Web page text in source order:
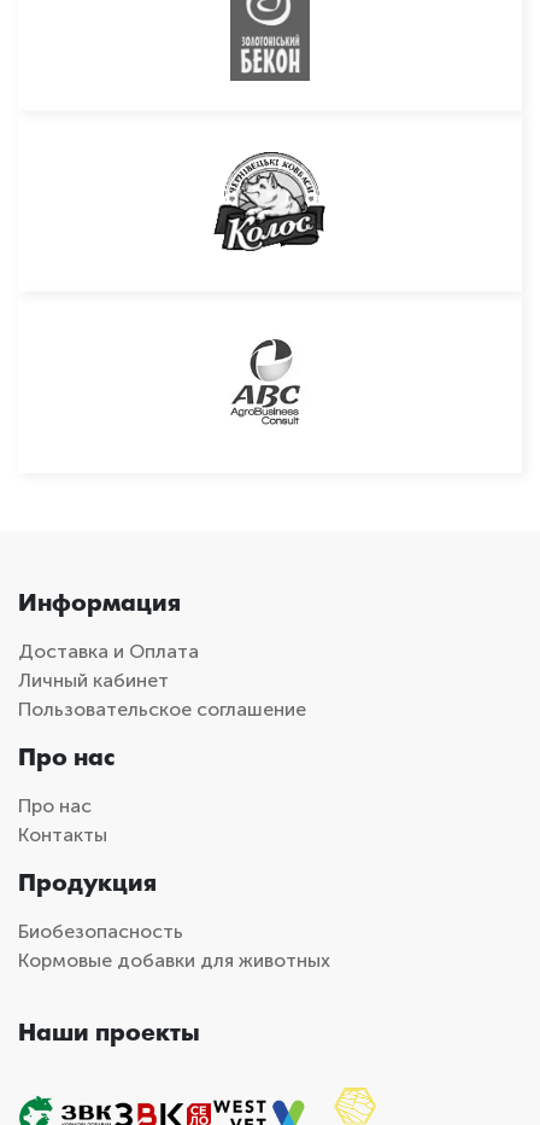
Информация
Доставка и Оплата
Личный кабинет
Пользовательское соглашение
Про нас
Про нас
Контакты
Продукция
Биобезопасность
Кормовые добавки для животных
Наши проекты